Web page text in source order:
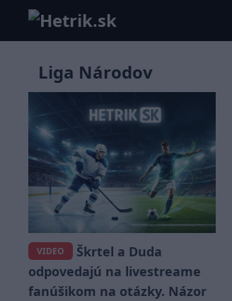
Liga Národov
VIDEO
Škrtel a Duda
odpovedajú na livestreame
fanúšikom na otázky. Názor